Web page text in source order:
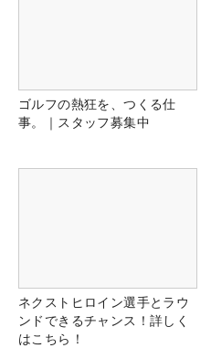
ゴルフの熱狂を、つくる仕
事。｜スタッフ募集中
ネクストヒロイン選手とラウ
ンドできるチャンス！詳しく
はこちら！